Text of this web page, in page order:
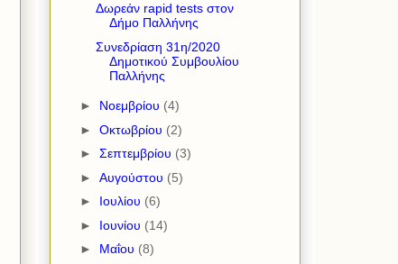
Δωρεάν rapid tests στον
Δήμο Παλλήνης
Συνεδρίαση 31η/2020
Δημοτικού Συμβουλίου
Παλλήνης
► Νοεμβρίου (4)
► Οκτωβρίου (2)
► Σεπτεμβρίου (3)
► Αυγούστου (5)
► Ιουλίου (6)
► Ιουνίου (14)
► Μαΐου (8)